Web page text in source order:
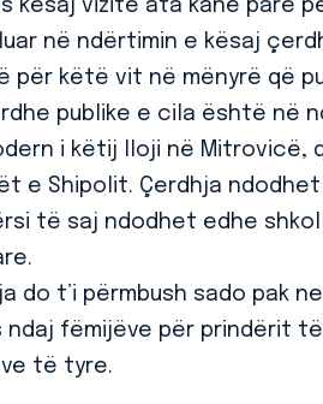
kësaj vizite ata kanë parë
në ndërtimin e kësaj
për këtë vit në mënyrë që
publike e cila është në
i këtij lloji në Mitrovicë,
e Shipolit. Çerdhja
të saj ndodhet edhe
do t’i përmbush sado pak
ndaj fëmijëve për prindërit
të tyre.